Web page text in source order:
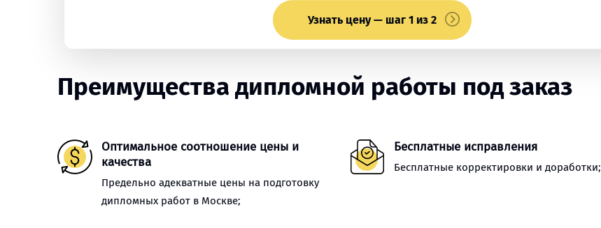
Узнать цену — шаг 1 из 2
Преимущества дипломной работы под заказ
Оптимальное соотношение цены и
качества
Предельно адекватные цены на подготовку
дипломных работ в Москве;
Бесплатные исправления
Бесплатные корректировки и доработки;